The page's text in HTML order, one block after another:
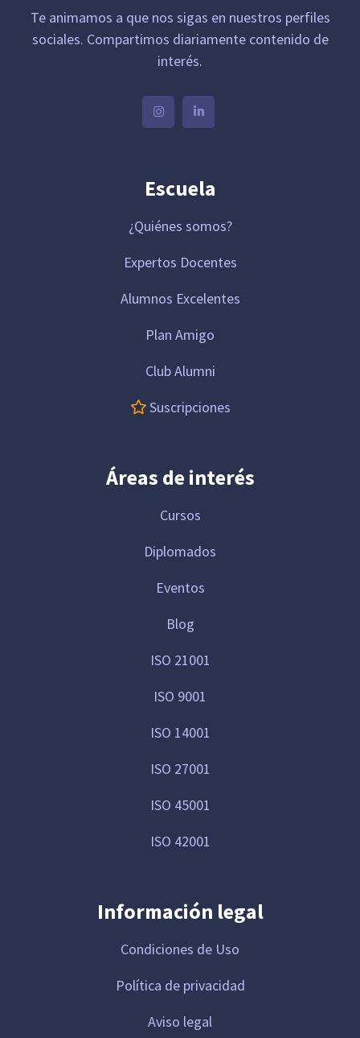
Te animamos a que nos sigas en nuestros perfiles
sociales. Compartimos diariamente contenido de
interés.
Escuela
¿Quiénes somos?
Expertos Docentes
Alumnos Excelentes
Plan Amigo
Club Alumni
Suscripciones
Áreas de interés
Cursos
Diplomados
Eventos
Blog
ISO 21001
ISO 9001
ISO 14001
ISO 27001
ISO 45001
ISO 42001
Información legal
Condiciones de Uso
Política de privacidad
Aviso legal